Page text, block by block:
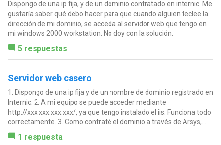
Dispongo de una ip fija, y de un dominio contratado en internic. Me
gustaría saber qué debo hacer para que cuando alguien teclee la
dirección de mi dominio, se acceda al servidor web que tengo en
mi windows 2000 workstation. No doy con la solución.
5 respuestas
Servidor web casero
1. Dispongo de una ip fija y de un nombre de dominio registrado en
Internic. 2. A mi equipo se puede acceder mediante
http://xxx.xxx.xxx.xxx/, ya que tengo instalado el iis. Funciona todo
correctamente. 3. Como contraté el dominio a través de Arsys,...
1 respuesta